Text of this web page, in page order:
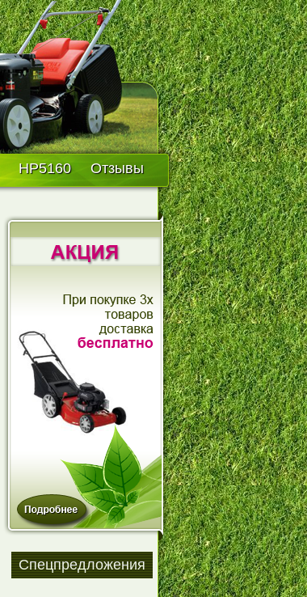
HP5160 Отзывы
Спецпредложения